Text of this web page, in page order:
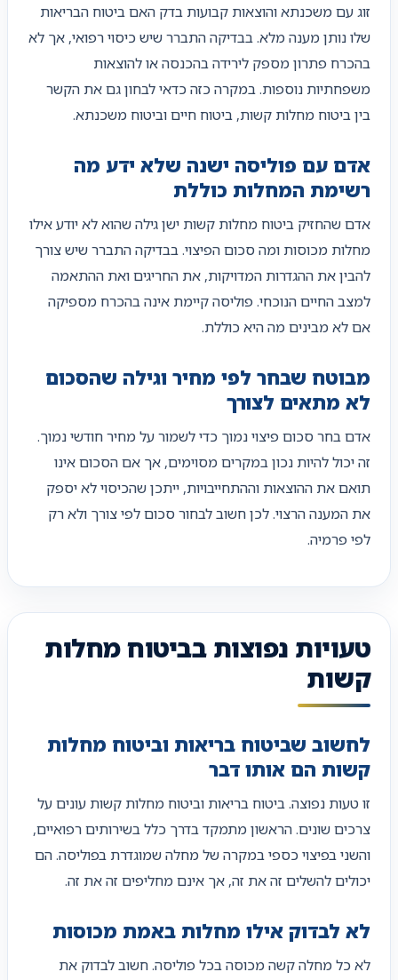
זוג עם משכנתא והוצאות קבועות בדק האם ביטוח הבריאות
שלו נותן מענה מלא. בבדיקה התברר שיש כיסוי רפואי, אך לא
בהכרח פתרון מספק לירידה בהכנסה או להוצאות
משפחתיות נוספות. במקרה כזה כדאי לבחון גם את הקשר
בין ביטוח מחלות קשות, ביטוח חיים וביטוח משכנתא.
אדם עם פוליסה ישנה שלא ידע מה
רשימת המחלות כוללת
אדם שהחזיק ביטוח מחלות קשות ישן גילה שהוא לא יודע אילו
מחלות מכוסות ומה סכום הפיצוי. בבדיקה התברר שיש צורך
להבין את ההגדרות המדויקות, את החריגים ואת ההתאמה
למצב החיים הנוכחי. פוליסה קיימת אינה בהכרח מספיקה
אם לא מבינים מה היא כוללת.
מבוטח שבחר לפי מחיר וגילה שהסכום
לא מתאים לצורך
אדם בחר סכום פיצוי נמוך כדי לשמור על מחיר חודשי נמוך.
זה יכול להיות נכון במקרים מסוימים, אך אם הסכום אינו
תואם את ההוצאות וההתחייבויות, ייתכן שהכיסוי לא יספק
את המענה הרצוי. לכן חשוב לבחור סכום לפי צורך ולא רק
לפי פרמיה.
טעויות נפוצות בביטוח מחלות
קשות
לחשוב שביטוח בריאות וביטוח מחלות
קשות הם אותו דבר
זו טעות נפוצה. ביטוח בריאות וביטוח מחלות קשות עונים על
צרכים שונים. הראשון מתמקד בדרך כלל בשירותים רפואיים,
והשני בפיצוי כספי במקרה של מחלה שמוגדרת בפוליסה. הם
יכולים להשלים זה את זה, אך אינם מחליפים זה את זה.
לא לבדוק אילו מחלות באמת מכוסות
לא כל מחלה קשה מכוסה בכל פוליסה. חשוב לבדוק את